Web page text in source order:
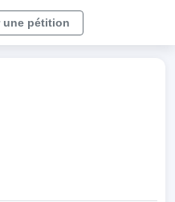
une pétition